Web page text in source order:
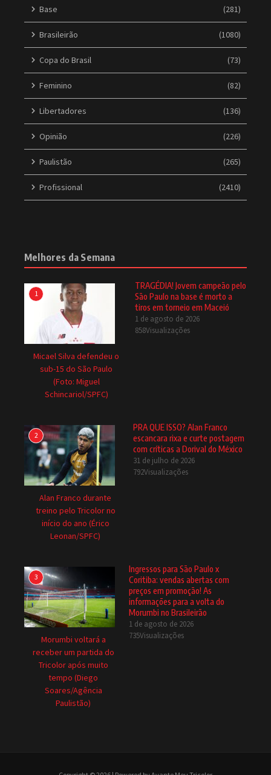
Base (281)
Brasileirão (1080)
Copa do Brasil (73)
Feminino (82)
Libertadores (136)
Opinião (226)
Paulistão (265)
Profissional (2410)
Melhores da Semana
1
Micael Silva defendeu o
sub-15 do São Paulo
(Foto: Miguel
Schincariol/SPFC)
TRAGÉDIA! Jovem campeão pelo
São Paulo na base é morto a
tiros em torneio em Maceió
1 de agosto de 2026
858Visualizações
2
Alan Franco durante
treino pelo Tricolor no
início do ano (Érico
Leonan/SPFC)
PRA QUE ISSO? Alan Franco
escancara rixa e curte postagem
com críticas a Dorival do México
31 de julho de 2026
792Visualizações
3
Morumbi voltará a
receber um partida do
Tricolor após muito
tempo (Diego
Soares/Agência
Paulistão)
Ingressos para São Paulo x
Coritiba: vendas abertas com
preços em promoção! As
informações para a volta do
Morumbi no Brasileirão
1 de agosto de 2026
735Visualizações